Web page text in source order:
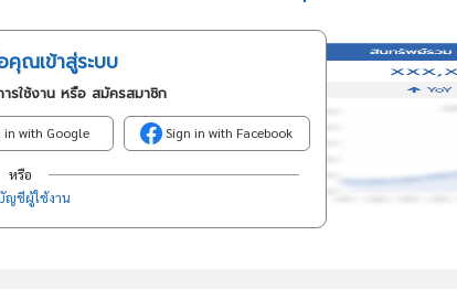
คุณเข้าสู่ระบบ
รใช้งาน หรือ สมัครสมาชิก
in with Google Sign in with Facebook
หรือ
ญชีผู้ใช้งาน